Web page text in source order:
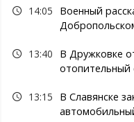
14:05
Военный
13:40
В Дружковке
отопительный
13:15
В Славянске